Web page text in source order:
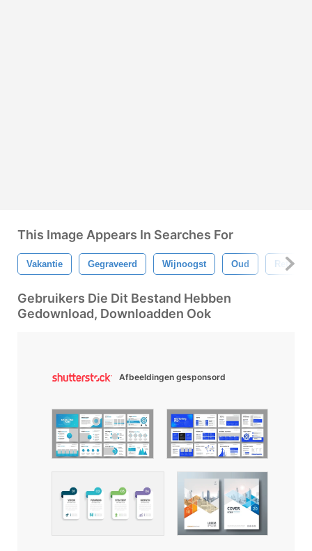
This Image Appears In Searches For
Vakantie Gegraveerd Wijnoogst Oud Retro
Gebruikers Die Dit Bestand Hebben
Gedownload, Downloadden Ook
Afbeeldingen gesponsord